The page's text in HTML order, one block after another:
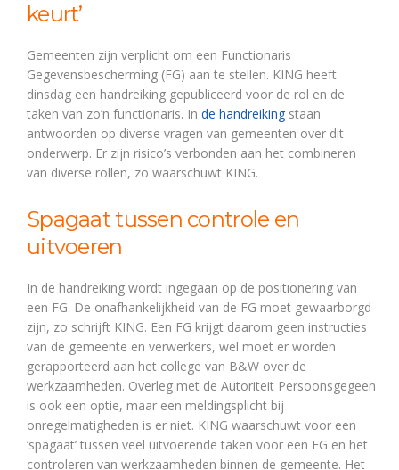
keurt’
Gemeenten zijn verplicht om een Functionaris
Gegevensbescherming (FG) aan te stellen. KING heeft
dinsdag een handreiking gepubliceerd voor de rol en de
taken van zo’n functionaris. In de handreiking staan
antwoorden op diverse vragen van gemeenten over dit
onderwerp. Er zijn risico’s verbonden aan het combineren
van diverse rollen, zo waarschuwt KING.
Spagaat tussen controle en
uitvoeren
In de handreiking wordt ingegaan op de positionering van
een FG. De onafhankelijkheid van de FG moet gewaarborgd
zijn, zo schrijft KING. Een FG krijgt daarom geen instructies
van de gemeente en verwerkers, wel moet er worden
gerapporteerd aan het college van B&W over de
werkzaamheden. Overleg met de Autoriteit Persoonsgegeen
is ook een optie, maar een meldingsplicht bij
onregelmatigheden is er niet. KING waarschuwt voor een
‘spagaat’ tussen veel uitvoerende taken voor een FG en het
controleren van werkzaamheden binnen de gemeente. Het